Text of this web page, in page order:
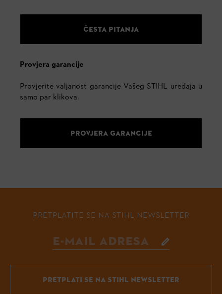
ČESTA PITANJA
Provjera garancije
Provjerite valjanost garancije Vašeg STIHL uređaja u
samo par klikova.
PROVJERA GARANCIJE
PRETPLATITE SE NA STIHL NEWSLETTER
PRETPLATI SE NA STIHL NEWSLETTER